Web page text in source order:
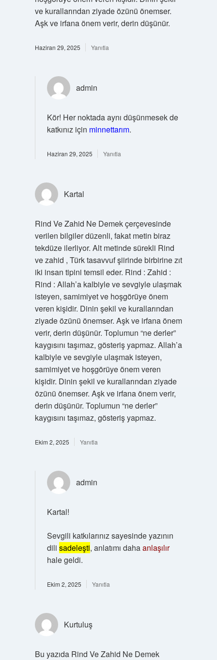
ve kurallarından ziyade özünü önemser.
Aşk ve irfana önem verir, derin düşünür.
Haziran 29, 2025 Yanıtla
admin
Kör! Her noktada aynı düşünmesek de
katkınız için minnettarım.
Haziran 29, 2025 Yanıtla
Kartal
Rind Ve Zahid Ne Demek çerçevesinde
verilen bilgiler düzenli, fakat metin biraz
tekdüze ilerliyor. Alt metinde sürekli Rind
ve zahid , Türk tasavvuf şiirinde birbirine zıt
iki insan tipini temsil eder. Rind : Zahid :
Rind : Allah’a kalbiyle ve sevgiyle ulaşmak
isteyen, samimiyet ve hoşgörüye önem
veren kişidir. Dinin şekil ve kurallarından
ziyade özünü önemser. Aşk ve irfana önem
verir, derin düşünür. Toplumun “ne derler”
kaygısını taşımaz, gösteriş yapmaz. Allah’a
kalbiyle ve sevgiyle ulaşmak isteyen,
samimiyet ve hoşgörüye önem veren
kişidir. Dinin şekil ve kurallarından ziyade
özünü önemser. Aşk ve irfana önem verir,
derin düşünür. Toplumun “ne derler”
kaygısını taşımaz, gösteriş yapmaz.
Ekim 2, 2025 Yanıtla
admin
Kartal!
Sevgili katkılarınız sayesinde yazının
dili sadeleşti, anlatımı dahaanlaşılır
hale geldi.
Ekim 2, 2025 Yanıtla
Kurtuluş
Bu yazıda Rind Ve Zahid Ne Demek